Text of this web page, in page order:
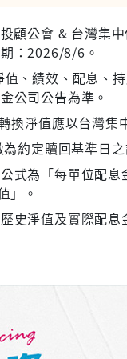
顧公會 & 台灣集
：2026/8/6。
、績效、配息、
公司公告為準。
換淨值應以台灣集
約定贖回基準日之
式為「每單位配
」。
史淨值及實際配